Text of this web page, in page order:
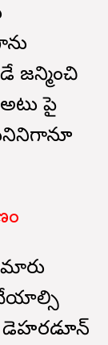
జన్మించి
అటు పై
చేయాల్సి
డెహరడూన్